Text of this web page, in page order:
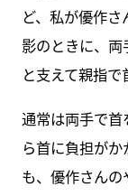
ど、私が優作
影のときに、両
と支えて親指で
通常は両手で
ら首に負担が
も、優作さん